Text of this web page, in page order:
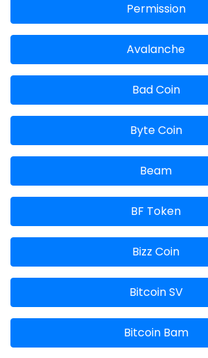
Permission
Avalanche
Bad Coin
Byte Coin
Beam
BF Token
Bizz Coin
Bitcoin SV
Bitcoin Bam